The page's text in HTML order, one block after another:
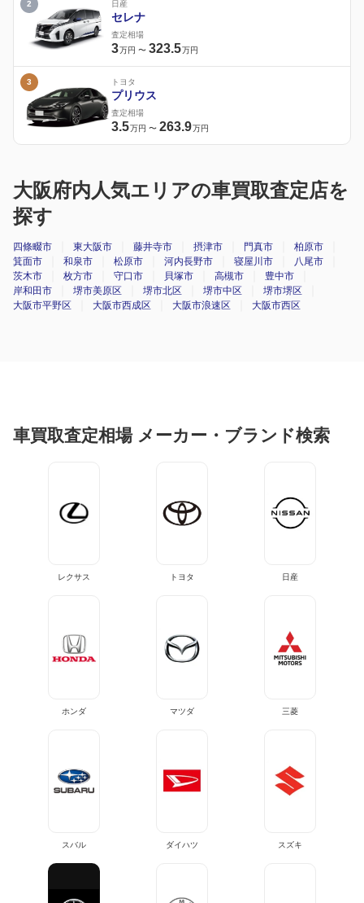
2 日産
セレナ
査定相場
3万円 〜 323.5万円
3 トヨタ
プリウス
査定相場
3.5万円 〜 263.9万円
大阪府内人気エリアの車買取査定店を
探す
四條畷市 東大阪市 藤井寺市 摂津市 門真市
柏原市
箕面市
和泉市 松原市 河内長野市 寝屋川市
八尾市
茨木市
枚方市 守口市 貝塚市 高槻市
豊中市
岸和田市
堺市美原区 堺市北区 堺市中区
堺市堺区
大阪市平野区
大阪市西成区 大阪市浪速区 大阪市西区
車買取査定相場 メーカー・ブランド検索
レクサス トヨタ 日産
ホンダ マツダ 三菱
スバル ダイハツ スズキ